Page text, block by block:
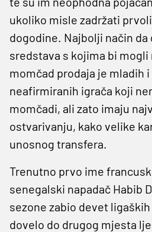
ukoliko misle zadržati
dogodine. Najbolji način
sredstava s kojima bi
momčad prodaja je mladih i
neafirmiranih igrača koji
momčadi, ali zato imaju
ostvarivanju, kako velike
unosnog transfera.
Trenutno prvo ime
senegalski napadač Habib
sezone zabio devet
dovelo do drugog mjesta